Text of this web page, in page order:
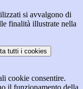
si avvalgono di
finalità illustrate nella
tutti i cookies
cookie consentire.
il funzionamento della